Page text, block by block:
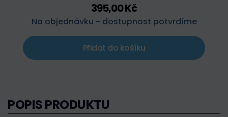
395,00 Kč
Na objednávku - dostupnost potvrdíme
Přidat do košíku
POPIS PRODUKTU